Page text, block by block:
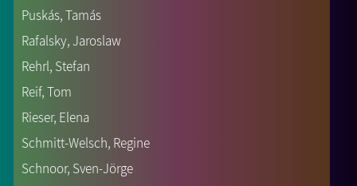
Puskás, Tamás
Rafalsky, Jaroslaw
Rehrl, Stefan
Reif, Tom
Rieser, Elena
Schmitt-Welsch, Regine
Schnoor, Sven-Jörge